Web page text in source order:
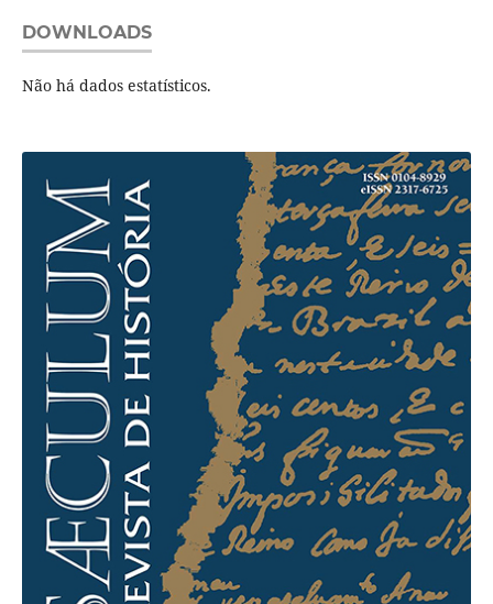
DOWNLOADS
Não há dados estatísticos.